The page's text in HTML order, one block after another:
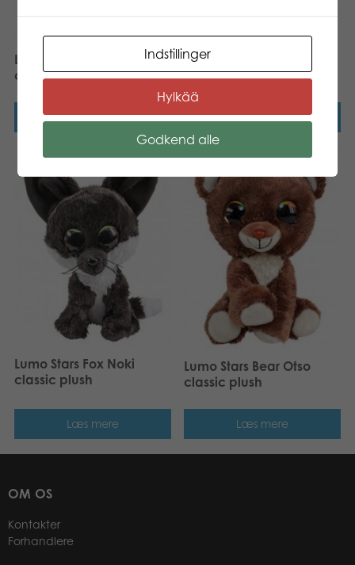
Lumo Stars Reindeer Vasa
classic plush
Læs mere
Lumo Stars Pony Reino
classic plush
Læs mere
Lumo Stars Fox Noki
classic plush
Læs mere
Lumo Stars Bear Otso
classic plush
Læs mere
OM OS
Kontakter
Forhandlere
Indstillinger
Hylkää
Godkend alle